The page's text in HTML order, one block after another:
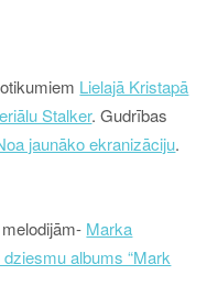
Lielajā Kristapā
Stalker. Gudrības
jaunāko ekranizāciju.
Marka
albums “Mark